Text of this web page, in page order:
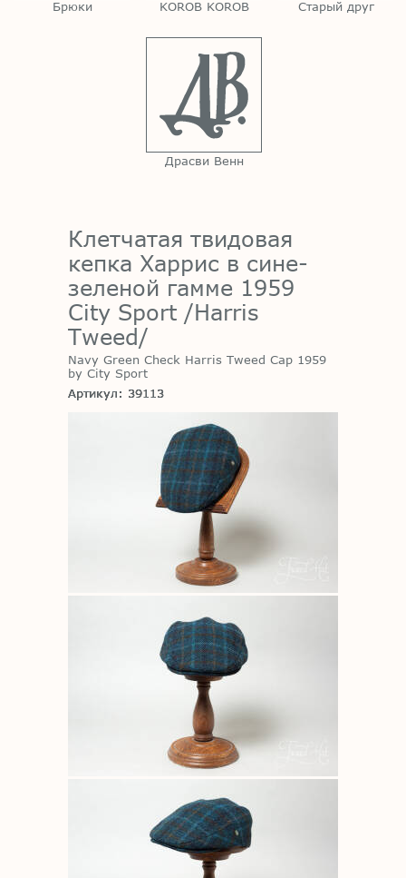
Брюки KOROB KOROB Старый друг
Драсви Венн
Клетчатая твидовая
кепка Харрис в сине-
зеленой гамме 1959
City Sport /Harris
Tweed/
Navy Green Check Harris Tweed Cap 1959
by City Sport
Артикул: 39113